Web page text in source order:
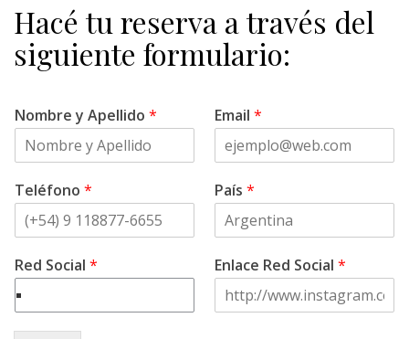
Hacé tu reserva a través del
siguiente formulario:
Nombre y Apellido * Email *
Teléfono * País *
Red Social * Enlace Red Social *